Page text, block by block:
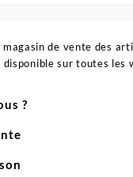
de vente des
sur toutes les
?